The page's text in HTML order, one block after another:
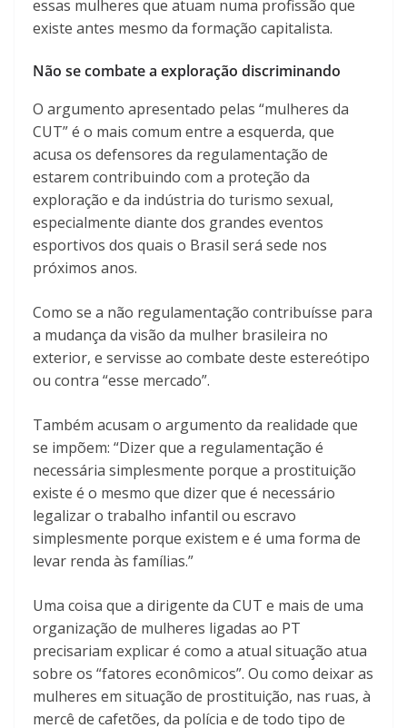
essas mulheres que atuam numa profissão que
existe antes mesmo da formação capitalista.
Não se combate a exploração discriminando
O argumento apresentado pelas “mulheres da
CUT” é o mais comum entre a esquerda, que
acusa os defensores da regulamentação de
estarem contribuindo com a proteção da
exploração e da indústria do turismo sexual,
especialmente diante dos grandes eventos
esportivos dos quais o Brasil será sede nos
próximos anos.
Como se a não regulamentação contribuísse para
a mudança da visão da mulher brasileira no
exterior, e servisse ao combate deste estereótipo
ou contra “esse mercado”.
Também acusam o argumento da realidade que
se impõem: “Dizer que a regulamentação é
necessária simplesmente porque a prostituição
existe é o mesmo que dizer que é necessário
legalizar o trabalho infantil ou escravo
simplesmente porque existem e é uma forma de
levar renda às famílias.”
Uma coisa que a dirigente da CUT e mais de uma
organização de mulheres ligadas ao PT
precisariam explicar é como a atual situação atua
sobre os “fatores econômicos”. Ou como deixar as
mulheres em situação de prostituição, nas ruas, à
mercê de cafetões, da polícia e de todo tipo de